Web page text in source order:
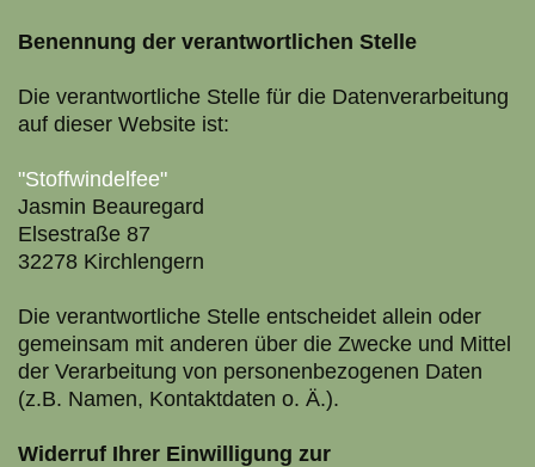
Benennung der verantwortlichen Stelle
Die verantwortliche Stelle für die Datenverarbeitung
auf dieser Website ist:
"Stoffwindelfee"
Jasmin Beauregard
Elsestraße 87
32278 Kirchlengern
Die verantwortliche Stelle entscheidet allein oder
gemeinsam mit anderen über die Zwecke und Mittel
der Verarbeitung von personenbezogenen Daten
(z.B. Namen, Kontaktdaten o. Ä.).
Widerruf Ihrer Einwilligung zur